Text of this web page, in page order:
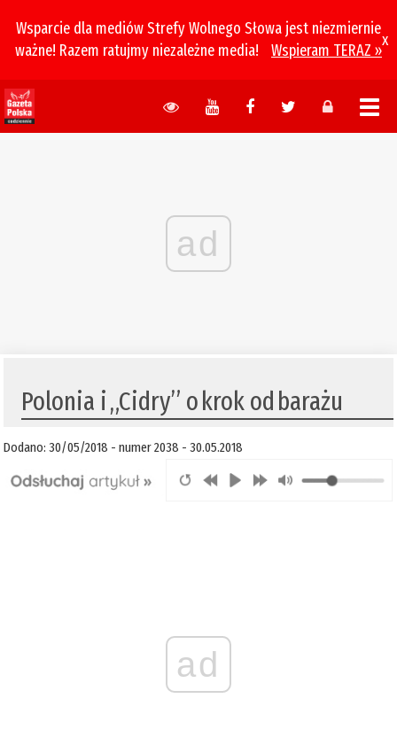
Wsparcie dla mediów Strefy Wolnego Słowa jest niezmiernie
ważne! Razem ratujmy niezależne media!
Wspieram TERAZ »
x
ad
Polonia i „Cidry” o krok od barażu
Dodano: 30/05/2018 - numer 2038 - 30.05.2018
ad